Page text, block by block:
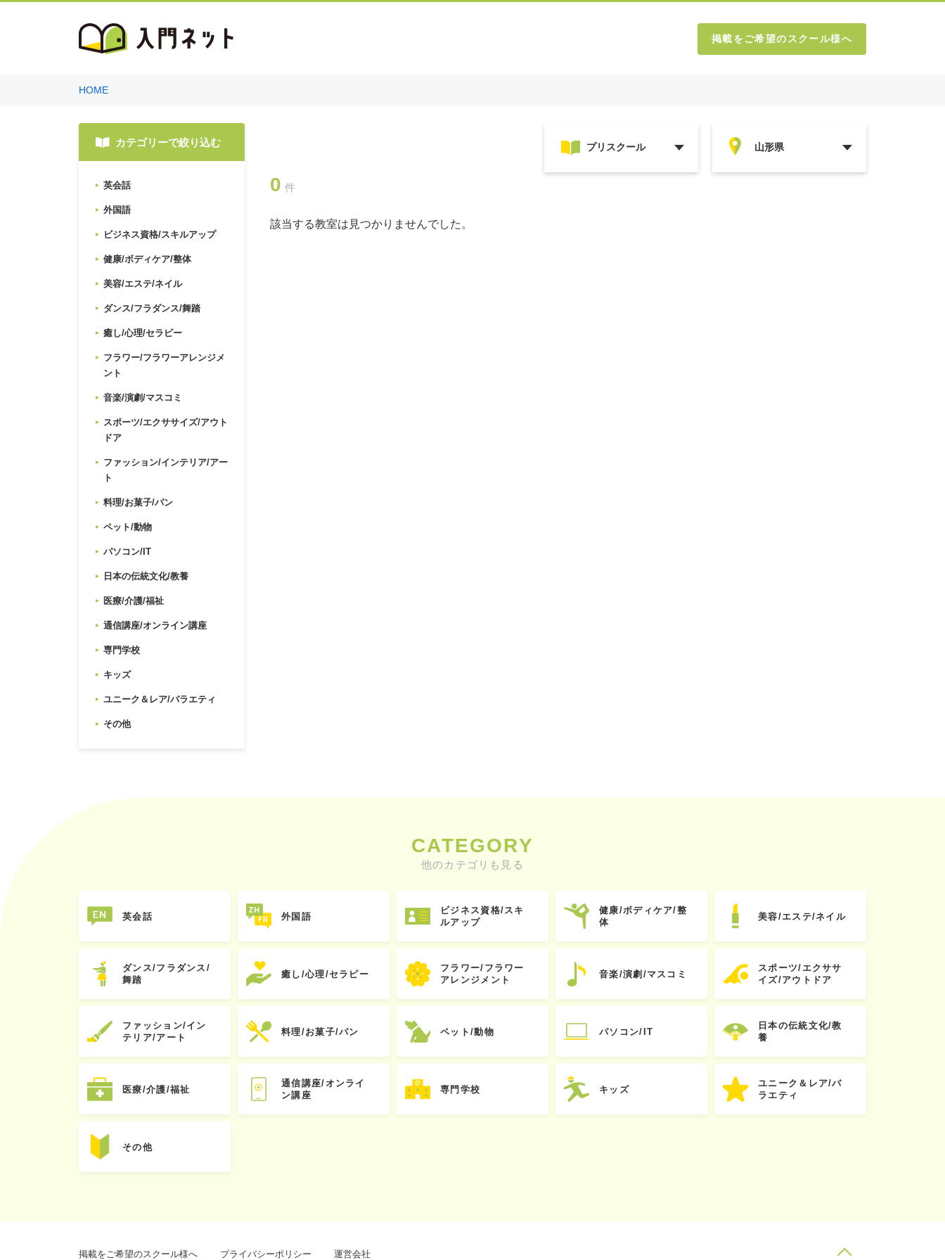
掲載をご希望のスクール様へ
HOME
カテゴリーで絞り込む
英会話
外国語
ビジネス資格/スキルアップ
健康/ボディケア/整体
美容/エステ/ネイル
ダンス/フラダンス/舞踏
癒し/心理/セラピー
フラワー/フラワーアレンジメ
ント
音楽/演劇/マスコミ
スポーツ/エクササイズ/アウト
ドア
ファッション/インテリア/アー
ト
料理/お菓子/パン
ペット/動物
パソコン/IT
日本の伝統文化/教養
医療/介護/福祉
通信講座/オンライン講座
専門学校
キッズ
ユニーク＆レア/バラエティ
その他
0 件
該当する教室は見つかりませんでした。
CATEGORY
他のカテゴリも見る
英会話 外国語
ビジネス資格/スキ
ルアップ
健康/ボディケア/整
体
美容/エステ/ネイル
ダンス/フラダンス/
舞踏
癒し/心理/セラピー
フラワー/フラワー
アレンジメント
音楽/演劇/マスコミ
スポーツ/エクササ
イズ/アウトドア
ファッション/イン
テリア/アート
料理/お菓子/パン ペット/動物 パソコン/IT
日本の伝統文化/教
養
医療/介護/福祉
通信講座/オンライ
ン講座
専門学校 キッズ
ユニーク＆レア/バ
ラエティ
その他
掲載をご希望のスクール様へ プライバシーポリシー 運営会社